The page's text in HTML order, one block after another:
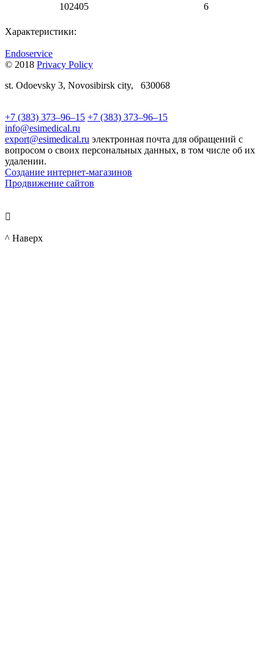
102405 6
Характеристики:
Endoservice
© 2018 Privacy Policy
st. Odoevsky 3, Novosibirsk city, 630068
+7 (383) 373–96–15 +7 (383) 373–96–15
info@esimedical.ru
export@esimedical.ru электронная почта для обращений с
вопросом о своих персональных данных, в том числе об их
удалении.
Создание интернет-магазинов
Продвижение сайтов

^ Наверх